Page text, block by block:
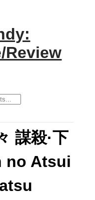
Review
謀殺·下
no Atsui